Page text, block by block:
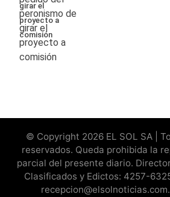
girar el
proyecto a
comisión
© Copyright 2026 EL SOL SA |
reservados. Queda prohibida la
parcial del presente diario.
Clasificados y Edictos: 4257-